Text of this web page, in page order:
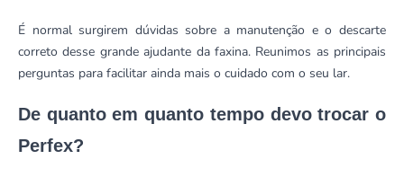
É normal surgirem dúvidas sobre a manutenção e o descarte
correto desse grande ajudante da faxina. Reunimos as principais
perguntas para facilitar ainda mais o cuidado com o seu lar.
De quanto em quanto tempo devo trocar o
Perfex?